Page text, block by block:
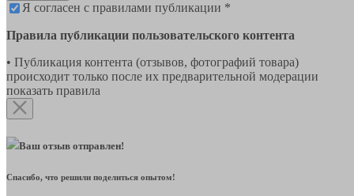
Я согласен с правилами публикации *
Правила публикации пользовательского контента
• Публикация контента (отзывов, фотографий товара)
происходит только после их предварительной модерации
показать правила
Ваш отзыв отправлен!
Спасибо, что решили поделиться опытом!